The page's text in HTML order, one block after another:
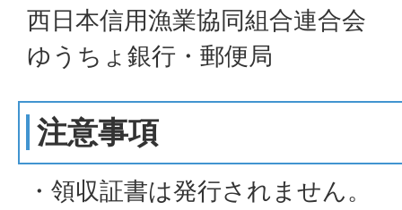
西日本信用漁業協同組合連合会
ゆうちょ銀行・郵便局
注意事項
・領収証書は発行されません。